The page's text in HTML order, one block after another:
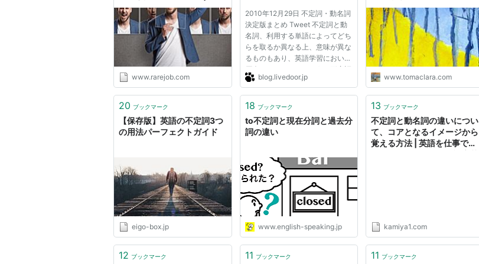
English Lab（イングリッシ
ュラボ）┃レアジョブ英会話
が発信する英語サイト
www.rarejob.com
2010年12月29日 不定詞・動名詞
決定版まとめ Tweet 不定詞と動
名詞、利用する単語によってどち
らを取るか異なる上、意味が異な
るものもあり、英語学習において
厄介なものの一つだろう。形容詞
的用法/副詞的用法/名詞的用法、
英文法解説は複雑を極めている
方...
blog.livedoor.jp www.tomaclara.com
20 ブックマーク
【保存版】英語の不定詞3つ
の用法パーフェクトガイド
eigo-box.jp
18 ブックマーク
to不定詞と現在分詞と過去分
詞の違い
www.english-speaking.jp
13 ブックマーク
不定詞と動名詞の違いについ
て、コアとなるイメージから
覚える方法 | 英語を仕事で使
kamiya1.com
12 ブックマーク 11 ブックマーク 11 ブックマーク